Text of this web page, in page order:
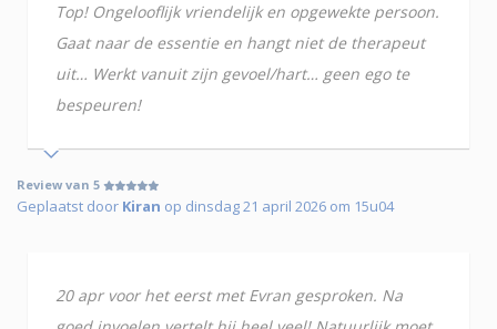
Top! Ongelooflijk vriendelijk en opgewekte persoon.
Gaat naar de essentie en hangt niet de therapeut
uit… Werkt vanuit zijn gevoel/hart… geen ego te
bespeuren!
Review van 5
Geplaatst door Kiran op dinsdag 21 april 2026 om 15u04
20 apr voor het eerst met Evran gesproken. Na